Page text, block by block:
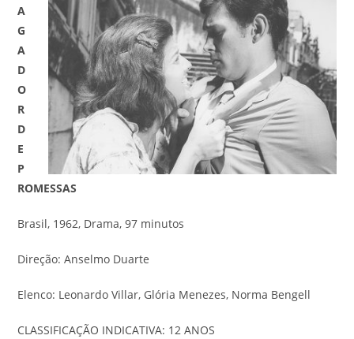
A
G
A
D
O
R
D
E
P
ROMESSAS
Brasil, 1962, Drama, 97 minutos
Direção: Anselmo Duarte
Elenco: Leonardo Villar, Glória Menezes, Norma Bengell
CLASSIFICAÇÃO INDICATIVA: 12 ANOS